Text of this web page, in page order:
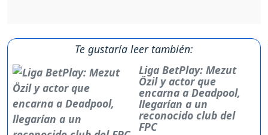
Te gustaría leer también:
Liga BetPlay: Mezut
Özil y actor que
encarna a Deadpool,
llegarían a un
reconocido club del
FPC